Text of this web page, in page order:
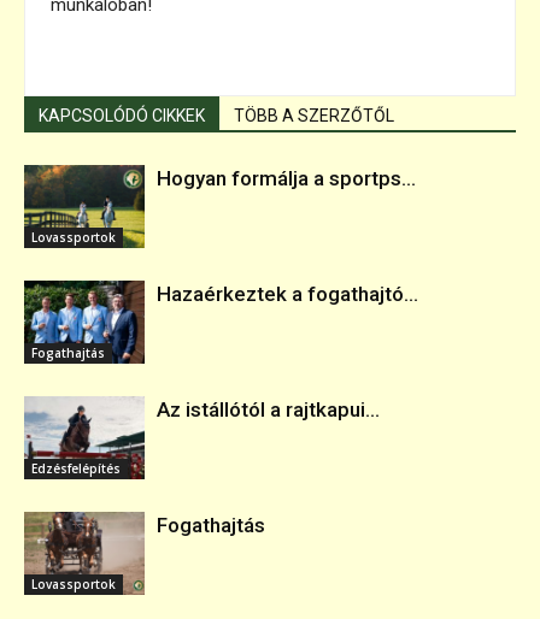
munkalóban!
KAPCSOLÓDÓ CIKKEK TÖBB A SZERZŐTŐL
Lovassportok
Hogyan formálja a sportps...
Fogathajtás
Hazaérkeztek a fogathajtó...
Edzésfelépítés
Az istállótól a rajtkapui...
Lovassportok
Fogathajtás